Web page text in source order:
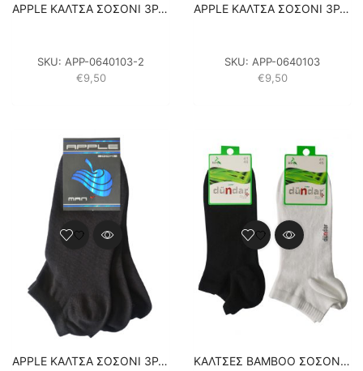
APPLE ΚΑΛΤΣΑ ΣΟΣΟΝΙ 3PACK – ΓΚΡΙ
SKU: APP-0640103-2
€9,50
APPLE ΚΑΛΤΣΑ ΣΟΣΟΝΙ 3PACK – ΛΕΥΚΟ
SKU: APP-0640103
€9,50
APPLE ΚΑΛΤΣΑ ΣΟΣΟΝΙ 3PACK – ΜΑΥΡO ΚΑΛΤΣΕΣ BAMBOO ΣΟΣΟΝΙΑ – 2 ΖΕΥΓΑΡΙΑ – ΜΑΥΡΟ / ΛΕΥΚΟ